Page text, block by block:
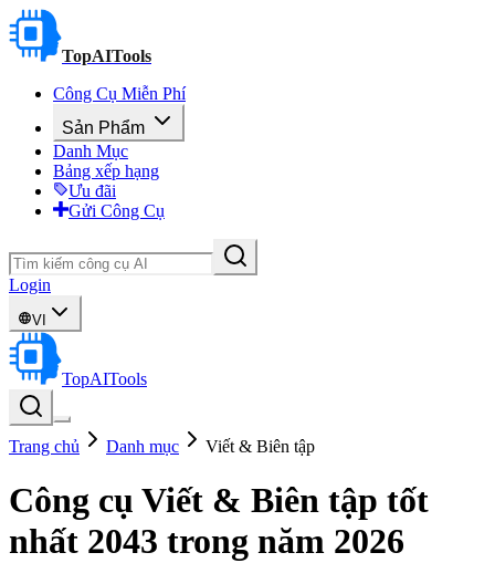
TopAITools
Công Cụ Miễn Phí
Sản Phẩm
Danh Mục
Bảng xếp hạng
Ưu đãi
Gửi Công Cụ
Login
VI
TopAITools
Trang chủ Danh mục Viết & Biên tập
Công cụ Viết & Biên tập tốt
nhất 2043 trong năm 2026